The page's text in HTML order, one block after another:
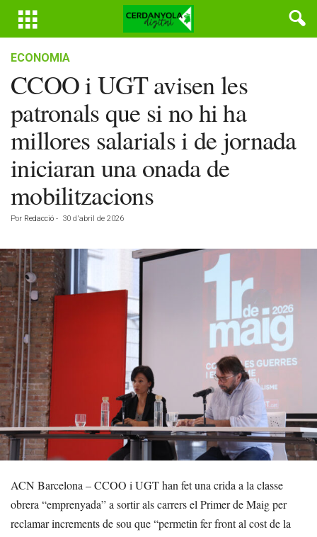
ECONOMIA
CCOO i UGT avisen les
patronals que si no hi ha
millores salarials i de jornada
iniciaran una onada de
mobilitzacions
Por Redacció - 30 d'abril de 2026
ACN Barcelona – CCOO i UGT han fet una crida a la classe
obrera “emprenyada” a sortir als carrers el Primer de Maig per
reclamar increments de sou que “permetin fer front al cost de la